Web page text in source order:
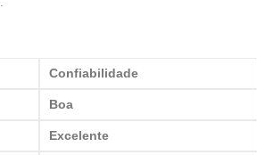
Confiabilidade
Boa
Excelente